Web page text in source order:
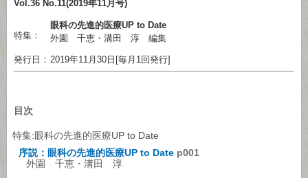
Vol.36 No.11(2019年11月号)
特集：
眼科の先進的医療UP to Date
外園 千恵・溝田 淳 編集
発行日： 2019年11月30日[毎月1回発行]
目次
特集:眼科の先進的医療UP to Date
序説：眼科の先進的医療UP to Date p001
外園 千恵・溝田 淳